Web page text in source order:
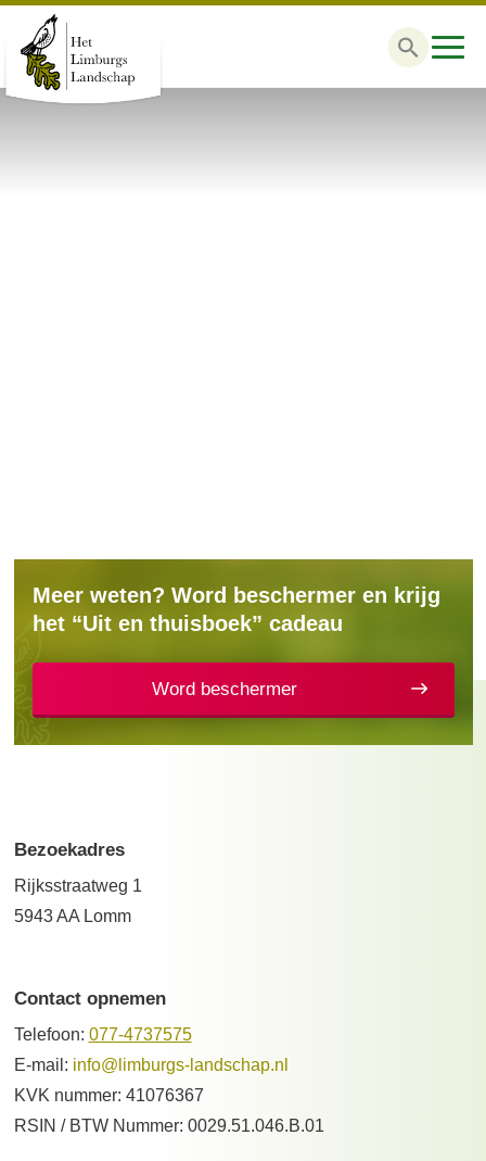
Zoek
Meer weten? Word beschermer en krijg
het “Uit en thuisboek” cadeau
Word beschermer
Bezoekadres
Rijksstraatweg 1
5943 AA Lomm
Contact opnemen
Telefoon: 077-4737575
E-mail: info@limburgs-landschap.nl
KVK nummer: 41076367
RSIN / BTW Nummer: 0029.51.046.B.01